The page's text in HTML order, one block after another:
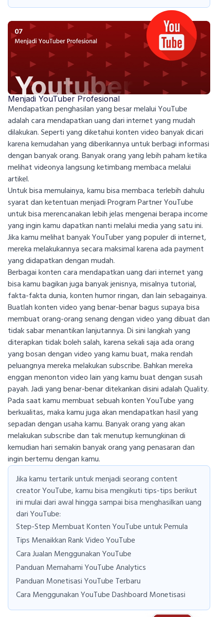
Menjadi YouTuber Profesional
Mendapatkan penghasilan yang besar melalui YouTube
adalah cara mendapatkan uang dari internet yang mudah
dilakukan. Seperti yang diketahui konten video banyak dicari
karena kemudahan yang diberikannya untuk berbagi informasi
dengan banyak orang. Banyak orang yang lebih paham ketika
melihat videonya langsung ketimbang membaca melalui
artikel.
Untuk bisa memulainya, kamu bisa membaca terlebih dahulu
syarat dan ketentuan menjadi Program Partner YouTube
untuk bisa merencanakan lebih jelas mengenai berapa income
yang ingin kamu dapatkan nanti melalui media yang satu ini.
Jika kamu melihat banyak YouTuber yang populer di internet,
mereka melakukannya secara maksimal karena ada payment
yang didapatkan dengan mudah.
Berbagai konten cara mendapatkan uang dari internet yang
bisa kamu bagikan juga banyak jenisnya, misalnya tutorial,
fakta-fakta dunia, konten humor ringan, dan lain sebagainya.
Buatlah konten video yang benar-benar bagus supaya bisa
membuat orang-orang senang dengan video yang dibuat dan
tidak sabar menantikan lanjutannya. Di sini langkah yang
diterapkan tidak boleh salah, karena sekali saja ada orang
yang bosan dengan video yang kamu buat, maka rendah
peluangnya mereka melakukan subscribe. Bahkan mereka
enggan menonton video lain yang kamu buat dengan susah
payah. Jadi yang benar-benar ditekankan disini adalah Quality.
Pada saat kamu membuat sebuah konten YouTube yang
berkualitas, maka kamu juga akan mendapatkan hasil yang
sepadan dengan usaha kamu. Banyak orang yang akan
melakukan subscribe dan tak menutup kemungkinan di
kemudian hari semakin banyak orang yang penasaran dan
ingin bertemu dengan kamu.
Jika kamu tertarik untuk menjadi seorang content
creator YouTube, kamu bisa mengikuti tips-tips berikut
ini mulai dari awal hingga sampai bisa menghasilkan uang
dari YouTube:
Step-Step Membuat Konten YouTube untuk Pemula
Tips Menaikkan Rank Video YouTube
Cara Jualan Menggunakan YouTube
Panduan Memahami YouTube Analytics
Panduan Monetisasi YouTube Terbaru
Cara Menggunakan YouTube Dashboard Monetisasi